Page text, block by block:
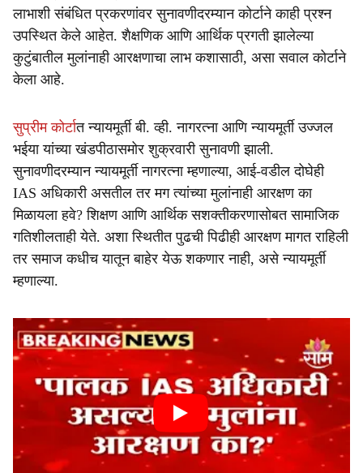
e
लाभाशी संबंधित प्रकरणांवर सुनावणीदरम्यान कोर्टाने काही प्रश्न
उपस्थित केले आहेत. शैक्षणिक आणि आर्थिक प्रगती झालेल्या
कुटुंबातील मुलांनाही आरक्षणाचा लाभ कशासाठी, असा सवाल कोर्टाने
केला आहे.
सुप्रीम कोर्टात न्यायमूर्ती बी. व्ही. नागरत्ना आणि न्यायमूर्ती उज्जल
भईया यांच्या खंडपीठासमोर शुक्रवारी सुनावणी झाली.
सुनावणीदरम्यान न्यायमूर्ती नागरत्ना म्हणाल्या, आई-वडील दोघेही
IAS अधिकारी असतील तर मग त्यांच्या मुलांनाही आरक्षण का
मिळायला हवे? शिक्षण आणि आर्थिक सशक्तीकरणासोबत सामाजिक
गतिशीलताही येते. अशा स्थितीत पुढची पिढीही आरक्षण मागत राहिली
तर समाज कधीच यातून बाहेर येऊ शकणार नाही, असे न्यायमूर्ती
म्हणाल्या.